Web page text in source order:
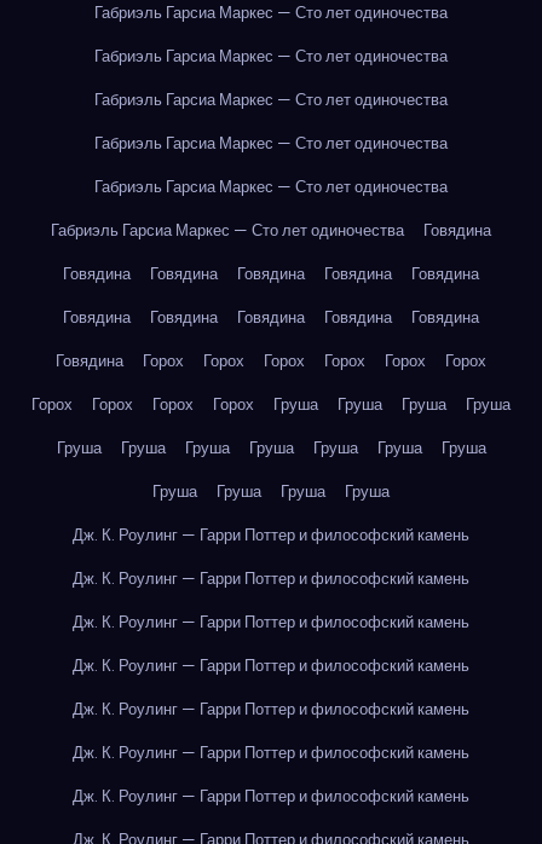
Габриэль Гарсиа Маркес — Сто лет одиночества
Габриэль Гарсиа Маркес — Сто лет одиночества
Габриэль Гарсиа Маркес — Сто лет одиночества
Габриэль Гарсиа Маркес — Сто лет одиночества
Габриэль Гарсиа Маркес — Сто лет одиночества
Габриэль Гарсиа Маркес — Сто лет одиночества
Говядина
Говядина
Говядина Говядина Говядина
Говядина
Говядина
Говядина Говядина Говядина
Говядина
Говядина
Горох Горох Горох Горох Горох
Горох
Горох
Горох Горох Горох Груша Груша Груша
Груша
Груша
Груша Груша Груша Груша Груша
Груша
Груша
Груша Груша
Груша
Дж. К. Роулинг — Гарри Поттер и философский камень
Дж. К. Роулинг — Гарри Поттер и философский камень
Дж. К. Роулинг — Гарри Поттер и философский камень
Дж. К. Роулинг — Гарри Поттер и философский камень
Дж. К. Роулинг — Гарри Поттер и философский камень
Дж. К. Роулинг — Гарри Поттер и философский камень
Дж. К. Роулинг — Гарри Поттер и философский камень